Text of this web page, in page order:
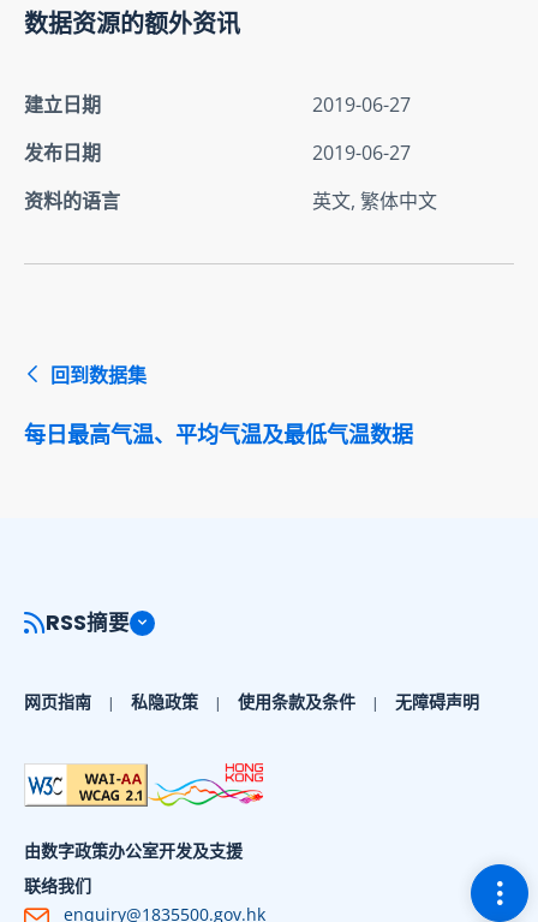
数据资源的额外资讯
建立日期
2019-06-27
发布日期
2019-06-27
资料的语言
英文, 繁体中文
回到数据集
每日最高气温、平均气温及最低气温数据
切
RSS摘要
网页指南 私隐政策 使用条款及条件 无障碍声明
由数字政策办公室开发及支援
联络我们
enquiry@1835500.gov.hk